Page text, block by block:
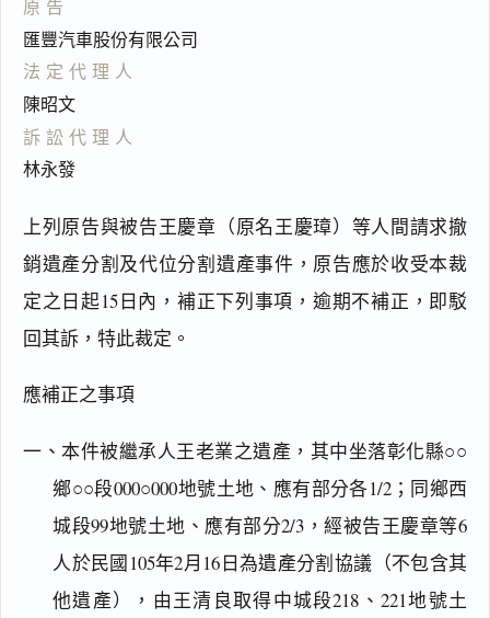
原告
匯豐汽車股份有限公司
法定代理人
陳昭文
訴訟代理人
林永發
上列原告與被告王慶章（原名王慶璋）等人間請求撤
銷遺產分割及代位分割遺產事件，原告應於收受本裁
定之日起15日內，補正下列事項，逾期不補正，即駁
回其訴，特此裁定。
應補正之事項
一、本件被繼承人王老業之遺產，其中坐落彰化縣○○
鄉○○段000○000地號土地、應有部分各1/2；同鄉西
城段99地號土地、應有部分2/3，經被告王慶章等6
人於民國105年2月16日為遺產分割協議（不包含其
他遺產），由王清良取得中城段218、221地號土